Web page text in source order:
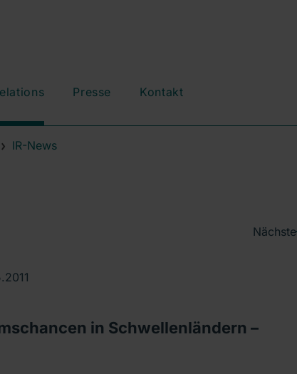
Presse Kontakt
IR-News
Nächste
in Schwellenländern –